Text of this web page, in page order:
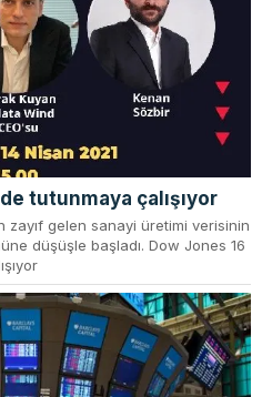
tutunmaya çalışıyor
zayıf gelen sanayi üretimi verisinin
düşüşle başladı. Dow Jones 16